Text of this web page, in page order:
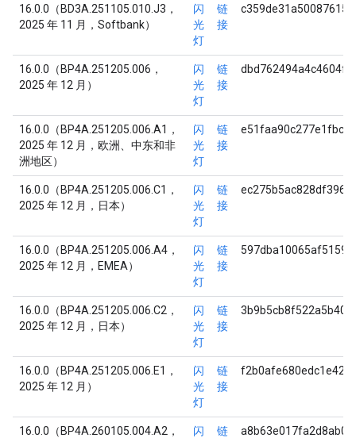
16.0.0（BD3A.251105.010.J3，
2025 年 11 月，Softbank）
闪
光
灯
链
接
16.0.0（BP4A.251205.006，
2025 年 12 月）
闪
光
灯
链
接
16.0.0（BP4A.251205.006.A1，
2025 年 12 月，欧洲、中东和非
洲地区）
闪
光
灯
链
接
16.0.0（BP4A.251205.006.C1，
2025 年 12 月，日本）
闪
光
灯
链
接
16.0.0（BP4A.251205.006.A4，
2025 年 12 月，EMEA）
闪
光
灯
链
接
16.0.0（BP4A.251205.006.C2，
2025 年 12 月，日本）
闪
光
灯
链
接
16.0.0（BP4A.251205.006.E1，
2025 年 12 月）
闪
光
灯
链
接
16.0.0（BP4A.260105.004.A2，
闪
链